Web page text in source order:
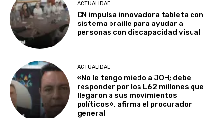
ACTUALIDAD
CN impulsa innovadora tableta con
sistema braille para ayudar a
personas con discapacidad visual
ACTUALIDAD
«No le tengo miedo a JOH; debe
responder por los L62 millones que
llegaron a sus movimientos
políticos», afirma el procurador
general